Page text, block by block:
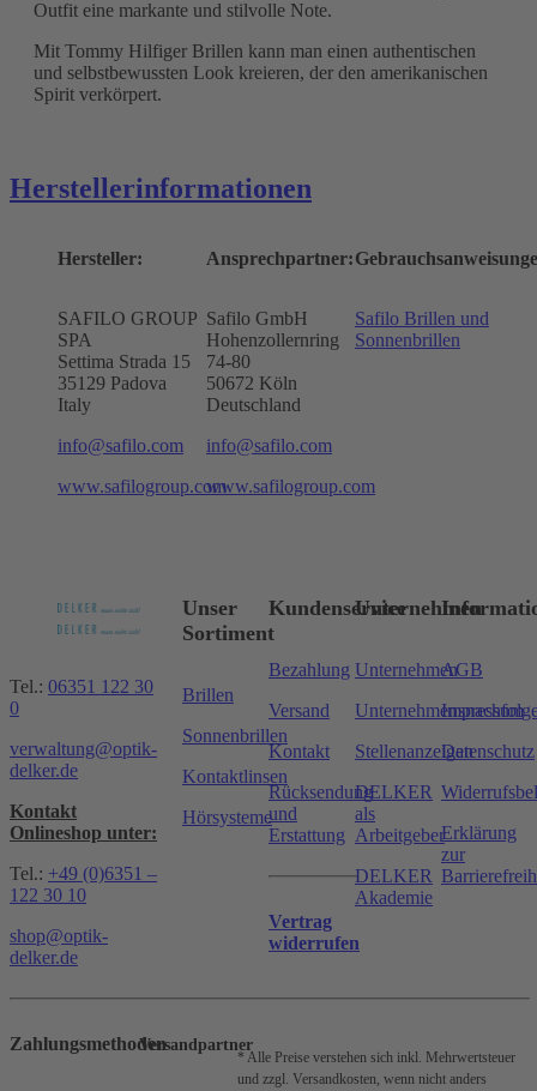
Outfit eine markante und stilvolle Note.
Mit Tommy Hilfiger Brillen kann man einen authentischen
und selbstbewussten Look kreieren, der den amerikanischen
Spirit verkörpert.
Herstellerinformationen
Hersteller:
SAFILO GROUP
SPA
Settima Strada 15
35129 Padova
Italy
info@safilo.com
www.safilogroup.com
Ansprechpartner:
Safilo GmbH
Hohenzollernring
74-80
50672 Köln
Deutschland
info@safilo.com
www.safilogroup.com
Safilo Brillen und
Sonnenbrillen
Tel.: 06351 122 30
0
verwaltung@optik-
delker.de
Kontakt
Onlineshop unter:
Tel.: +49 (0)6351 –
122 30 10
shop@optik-
delker.de
Unser
Sortiment
Brillen
Sonnenbrillen
Kontaktlinsen
Hörsysteme
Kundenservice
Bezahlung
Versand
Kontakt
Rücksendung
und
Erstattung
Vertrag
widerrufen
Unternehmen
Unternehmen
Stellenanzeigen
DELKER
als
Arbeitgeber
DELKER
Akademie
AGB
Impressum
Datenschutz
Erklärung
zur
ZahlungsmethodenVersandpartner
* Alle Preise verstehen sich inkl. Mehrwertsteuer
und zzgl. Versandkosten, wenn nicht anders